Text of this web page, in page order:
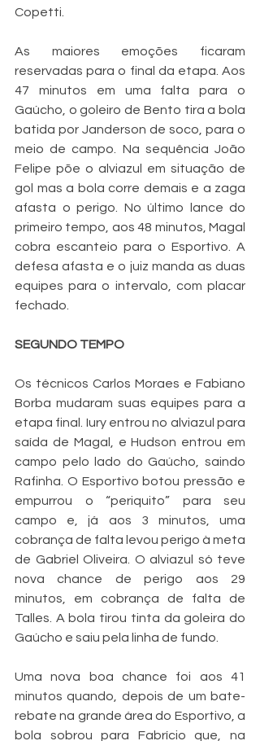
Copetti.
As maiores emoções ficaram
reservadas para o final da etapa. Aos
47 minutos em uma falta para o
Gaúcho, o goleiro de Bento tira a bola
batida por Janderson de soco, para o
meio de campo. Na sequência João
Felipe põe o alviazul em situação de
gol mas a bola corre demais e a zaga
afasta o perigo. No último lance do
primeiro tempo, aos 48 minutos, Magal
cobra escanteio para o Esportivo. A
defesa afasta e o juiz manda as duas
equipes para o intervalo, com placar
fechado.
SEGUNDO TEMPO
Os técnicos Carlos Moraes e Fabiano
Borba mudaram suas equipes para a
etapa final. Iury entrou no alviazul para
saída de Magal, e Hudson entrou em
campo pelo lado do Gaúcho, saindo
Rafinha. O Esportivo botou pressão e
empurrou o “periquito” para seu
campo e, já aos 3 minutos, uma
cobrança de falta levou perigo à meta
de Gabriel Oliveira. O alviazul só teve
nova chance de perigo aos 29
minutos, em cobrança de falta de
Talles. A bola tirou tinta da goleira do
Gaúcho e saiu pela linha de fundo.
Uma nova boa chance foi aos 41
minutos quando, depois de um bate-
rebate na grande área do Esportivo, a
bola sobrou para Fabrício que, na